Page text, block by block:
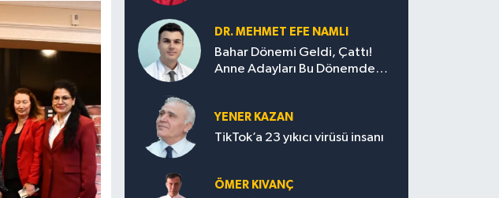
DR. MEHMET EFE NAMLI
Bahar Dönemi Geldi, Çattı!
Anne Adayları Bu Dönemde
YENER KAZAN
TikTok’a 23 yıkıcı virüsü insanı
ÖMER KIVANÇ